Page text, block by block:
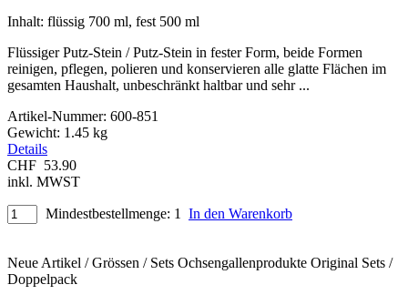
Inhalt: flüssig 700 ml, fest 500 ml
Flüssiger Putz-Stein / Putz-Stein in fester Form, beide Formen
reinigen, pflegen, polieren und konservieren alle glatte Flächen im
gesamten Haushalt, unbeschränkt haltbar und sehr ...
Artikel-Nummer: 600-851
Gewicht: 1.45 kg
Details
CHF 53.90
inkl. MWST
Mindestbestellmenge: 1 In den Warenkorb
Neue Artikel / Grössen / Sets Ochsengallenprodukte Original Sets /
Doppelpack